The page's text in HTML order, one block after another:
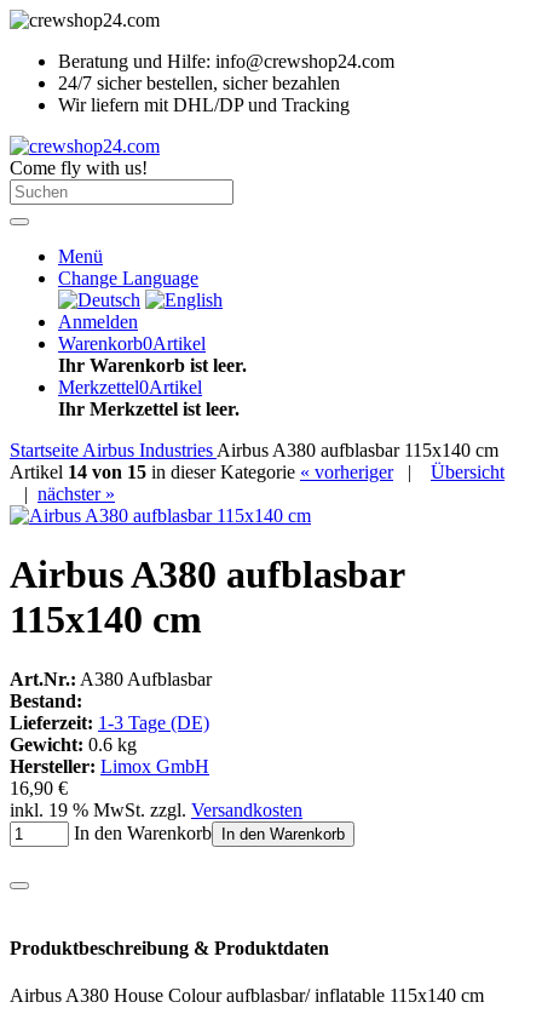
Beratung und Hilfe: info@crewshop24.com
24/7 sicher bestellen, sicher bezahlen
Wir liefern mit DHL/DP und Tracking
Come fly with us!
Menü
Change Language
Anmelden
Warenkorb0Artikel
Ihr Warenkorb ist leer.
Merkzettel0Artikel
Ihr Merkzettel ist leer.
Startseite Airbus Industries Airbus A380 aufblasbar 115x140 cm
Artikel 14 von 15 in dieser Kategorie « vorheriger| Übersicht
| nächster »
Airbus A380 aufblasbar
115x140 cm
Art.Nr.: A380 Aufblasbar
Bestand:
Lieferzeit: 1-3 Tage (DE)
Gewicht: 0.6 kg
Hersteller: Limox GmbH
16,90 €
inkl. 19 % MwSt. zzgl. Versandkosten
In den Warenkorb
In den Warenkorb
Produktbeschreibung & Produktdaten
Airbus A380 House Colour aufblasbar/ inflatable 115x140 cm